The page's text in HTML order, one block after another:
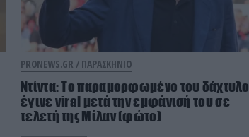
PRONEWS.GR / ΠΑΡΑΣΚΗΝΙΟ
Ντίντα: Το παραμορφωμένο του δάχτυλο
έγινε viral μετά την εμφάνισή του σε
τελετή της Μίλαν (φώτο)